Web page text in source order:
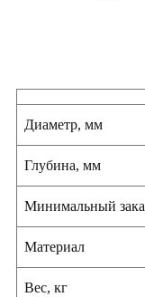
Диаметр, мм
Глубина, мм
Минимальный
Материал
Вес, кг